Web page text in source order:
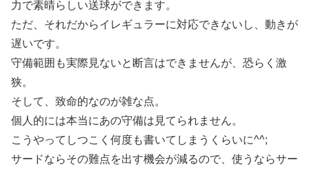
力で素晴らしい送球ができます。
ただ、それだからイレギュラーに対応できないし、動きが
遅いです。
守備範囲も実際見ないと断言はできませんが、恐らく激
狭。
そして、致命的なのが雑な点。
個人的には本当にあの守備は見てられません。
こうやってしつこく何度も書いてしまうくらいに^^;
サードならその難点を出す機会が減るので、使うならサー